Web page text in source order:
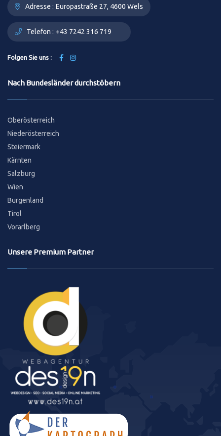
Adresse : Europastraße 27, 4600 Wels
Telefon : +43 7242 316 719
Folgen Sie uns :
Nach Bundesländer durchstöbern
Oberösterreich
Niederösterreich
Steiermark
Kärnten
Salzburg
Wien
Burgenland
Tirol
Vorarlberg
Unsere Premium Partner